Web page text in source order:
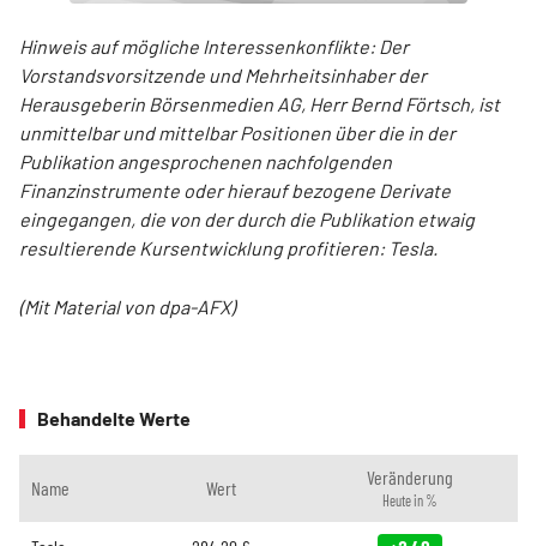
Hinweis auf mögliche Interessenkonflikte: Der
Vorstandsvorsitzende und Mehrheitsinhaber der
Herausgeberin Börsenmedien AG, Herr Bernd Förtsch, ist
unmittelbar und mittelbar Positionen über die in der
Publikation angesprochenen nachfolgenden
Finanzinstrumente oder hierauf bezogene Derivate
eingegangen, die von der durch die Publikation etwaig
resultierende Kursentwicklung profitieren: Tesla.
(Mit Material von dpa-AFX)
Behandelte Werte
Name Wert Veränderung
Heute in %